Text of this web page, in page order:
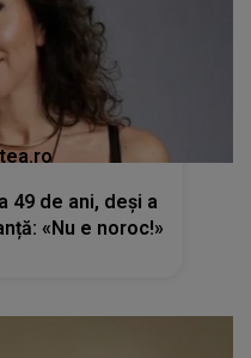
49 de ani, deși a
«Nu e noroc!»